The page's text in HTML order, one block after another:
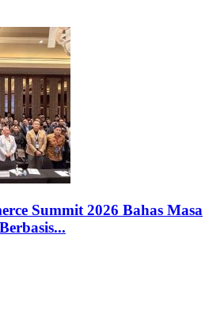
Summit 2026 Bahas Masa